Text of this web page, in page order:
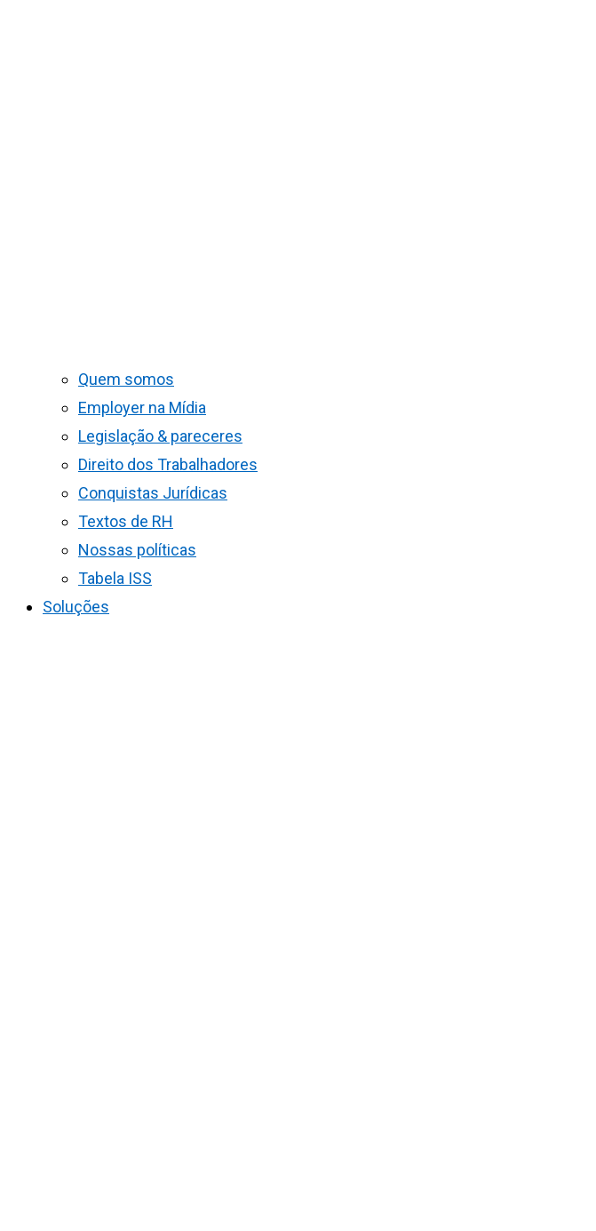
Quem somos
Employer na Mídia
Legislação & pareceres
Direito dos Trabalhadores
Conquistas Jurídicas
Textos de RH
Nossas políticas
Tabela ISS
Soluções